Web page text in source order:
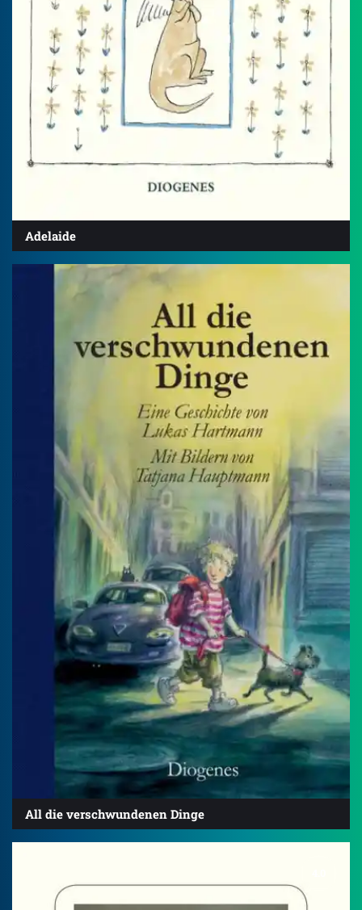
Adelaide
All die verschwundenen Dinge